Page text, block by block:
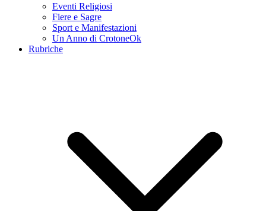
Eventi Religiosi
Fiere e Sagre
Sport e Manifestazioni
Un Anno di CrotoneOk
Rubriche